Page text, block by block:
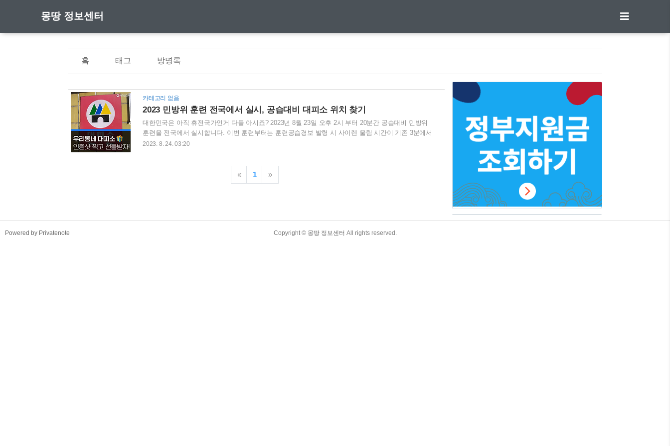
몽땅 정보센터
홈 태그 방명록
카테고리 없음
2023 민방위 훈련 전국에서 실시, 공습대비 대피소 위치 찾기
대한민국은 아직 휴전국가인거 다들 아시죠? 2023년 8월 23일 오후 2시 부터 20분간 공습대비 민방위
훈련을 전국에서 실시합니다. 이번 훈련부터는 훈련공습경보 발령 시 사이렌 울림 시간이 기존 3분에서
1분으로 축소, 경계경보 발령과 경보해제 시에는 사이렌 울림이 없이 음성 방송과 재난 문자 등을 통해
안전디딤돌 앱 설치하기 8월 23일 수요일 오후 2시부터 20분간 일반 국민이 참여하는 공습대비 민방위
훈련이 수해 피해 지역을 제외하고 전국에서 동시에 실시됩니다. 공습 대비 민방위 훈련은 북한의 미사
2023. 8. 24. 03:20
« 1 »
Powered by Privatenote Copyright © 몽땅 정보센터 All rights reserved.
TistoryWhaleSkin3.4